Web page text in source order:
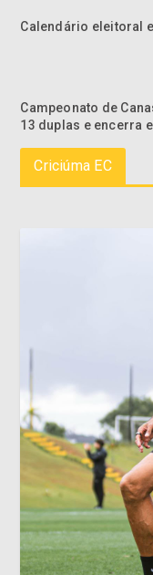
Calendário eleitoral
Campeonato de
13 duplas e encerra
Criciúma EC